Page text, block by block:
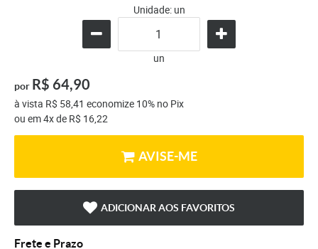
Unidade: un
un
por R$ 64,90
à vista R$ 58,41 economize 10% no Pix
ou em4xde R$ 16,22
AVISE-ME
ADICIONAR AOS FAVORITOS
Frete e Prazo